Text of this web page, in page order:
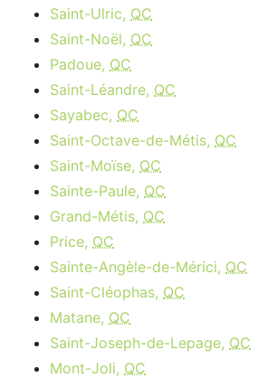
Saint-Ulric, QC
Saint-Noël, QC
Padoue, QC
Saint-Léandre, QC
Sayabec, QC
Saint-Octave-de-Métis, QC
Saint-Moïse, QC
Sainte-Paule, QC
Grand-Métis, QC
Price, QC
Sainte-Angèle-de-Mérici, QC
Saint-Cléophas, QC
Matane, QC
Saint-Joseph-de-Lepage, QC
Mont-Joli, QC